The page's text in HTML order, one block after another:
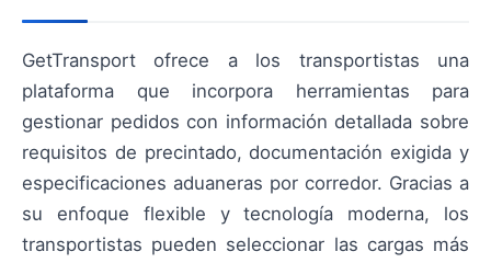
GetTransport ofrece a los transportistas una
plataforma que incorpora herramientas para
gestionar pedidos con información detallada sobre
requisitos de precintado, documentación exigida y
especificaciones aduaneras por corredor. Gracias a
su enfoque flexible y tecnología moderna, los
transportistas pueden seleccionar las cargas más